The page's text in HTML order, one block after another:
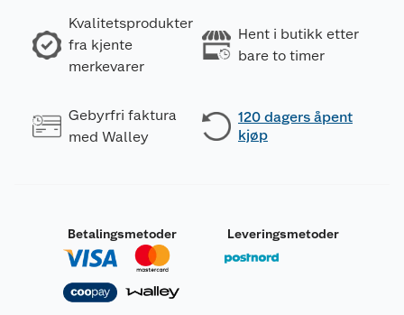
Kvalitetsprodukter
fra kjente
merkevarer
Hent i butikk etter
bare to timer
Gebyrfri faktura
med Walley
120 dagers åpent
kjøp
Betalingsmetoder Leveringsmetoder